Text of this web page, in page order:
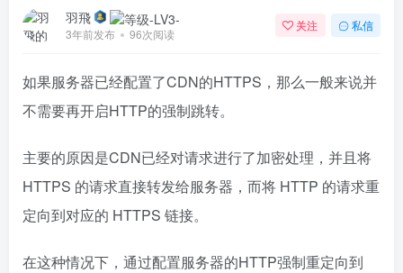
羽飛
3年前发布 96次阅读
关注 私信
如果服务器已经配置了CDN的HTTPS，那么一般来说并
不需要再开启HTTP的强制跳转。
主要的原因是CDN已经对请求进行了加密处理，并且将
HTTPS 的请求直接转发给服务器，而将 HTTP 的请求重
定向到对应的 HTTPS 链接。
在这种情况下，通过配置服务器的HTTP强制重定向到